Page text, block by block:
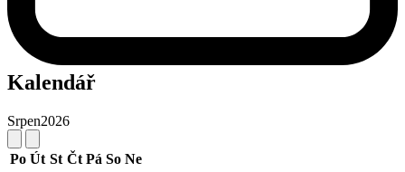
Kalendář
Srpen2026
Po Út St Čt Pá So Ne